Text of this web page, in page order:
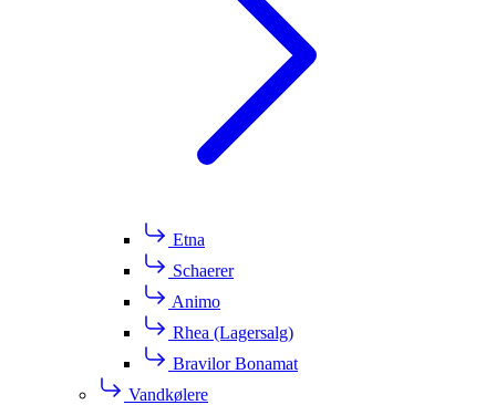
Etna
Schaerer
Animo
Rhea (Lagersalg)
Bravilor Bonamat
Vandkølere